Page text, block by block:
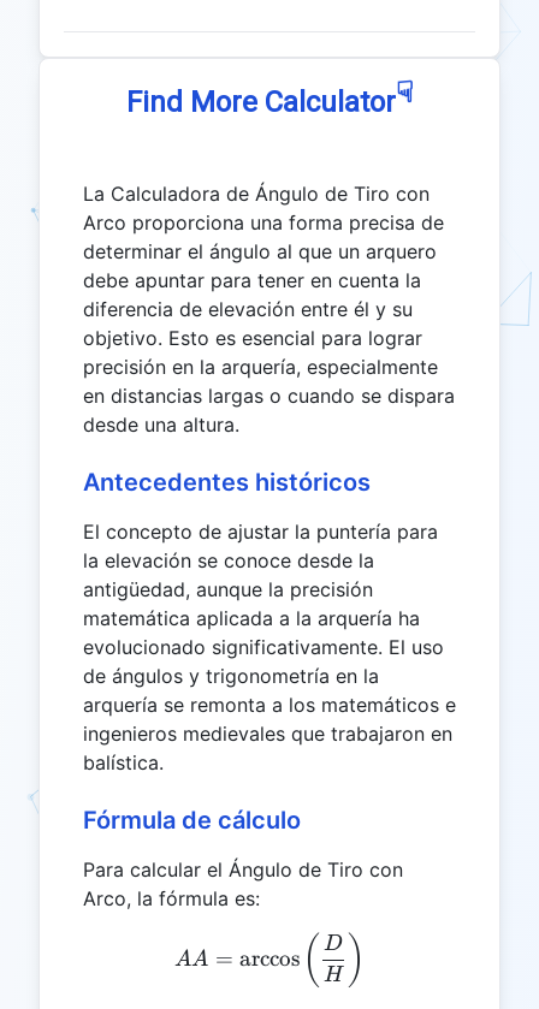
Find More Calculator☟
La Calculadora de Ángulo de Tiro con
Arco proporciona una forma precisa de
determinar el ángulo al que un arquero
debe apuntar para tener en cuenta la
diferencia de elevación entre él y su
objetivo. Esto es esencial para lograr
precisión en la arquería, especialmente
en distancias largas o cuando se dispara
desde una altura.
Antecedentes históricos
El concepto de ajustar la puntería para
la elevación se conoce desde la
antigüedad, aunque la precisión
matemática aplicada a la arquería ha
evolucionado significativamente. El uso
de ángulos y trigonometría en la
arquería se remonta a los matemáticos e
ingenieros medievales que trabajaron en
balística.
Fórmula de cálculo
Para calcular el Ángulo de Tiro con
Arco, la fórmula es:
AA =
AA = arccos ( H
D )